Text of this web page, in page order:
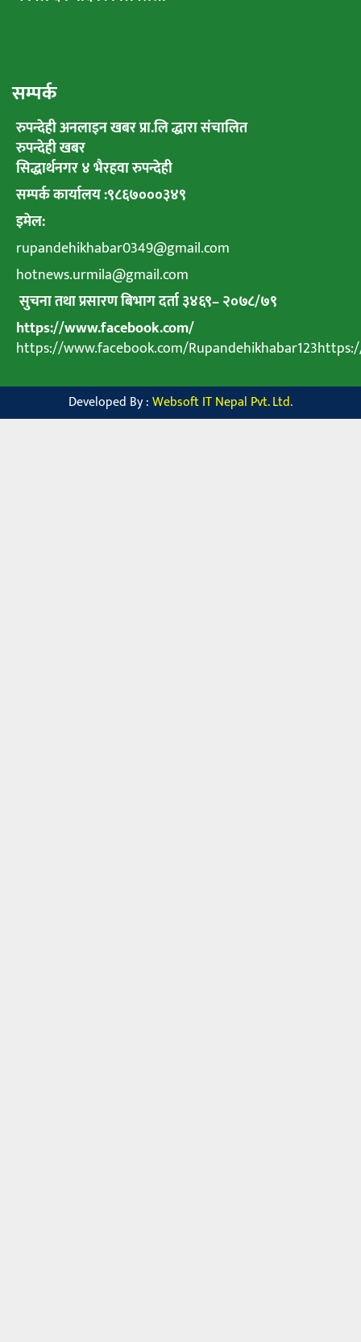
सम्पर्क
रुपन्देही अनलाइन खबर प्रा.लि द्धारा संचालित
रुपन्देही खबर
सिद्धार्थनगर ४ भैरहवा रुपन्देही
सम्पर्क कार्यालय :९८६७०००३४९
इमेल:
rupandehikhabar0349@gmail.com
hotnews.urmila@gmail.com
सुचना तथा प्रसारण बिभाग दर्ता ३४६९–२०७८/७९
https://www.facebook.com/
https://www.facebook.com/
Developed By :Websoft IT Nepal Pvt. Ltd.